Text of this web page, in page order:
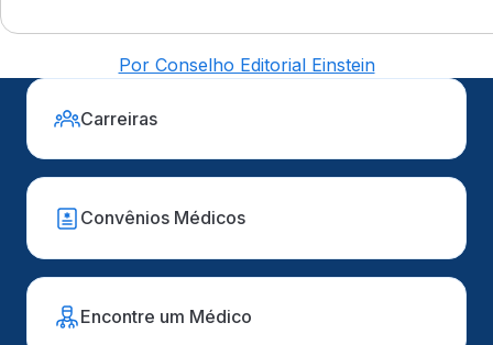
Por Conselho Editorial Einstein
Carreiras
Convênios Médicos
Encontre um Médico